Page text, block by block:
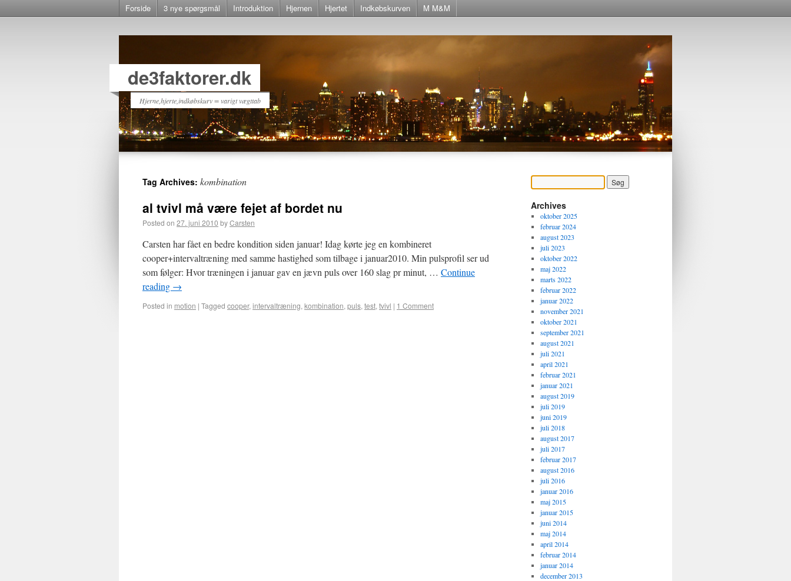
Forside 3 nye spørgsmål Introduktion Hjernen Hjertet Indkøbskurven M M&M
de3faktorer.dk
Hjerne,hjerte,indkøbskurv = varigt vægttab
Tag Archives: kombination
al tvivl må være fejet af bordet nu
Posted on 27. juni 2010 byCarsten
Carsten har fået en bedre kondition siden januar! Idag kørte jeg en kombineret
cooper+intervaltræning med samme hastighed som tilbage i januar2010. Min pulsprofil ser ud
som følger: Hvor træningen i januar gav en jævn puls over 160 slag pr minut, … Continue
reading →
Posted in motion | Tagged cooper, intervaltræning, kombination, puls, test, tvivl | 1 Comment
Archives
oktober 2025
februar 2024
august 2023
juli 2023
oktober 2022
maj 2022
marts 2022
februar 2022
januar 2022
november 2021
oktober 2021
september 2021
august 2021
juli 2021
april 2021
februar 2021
januar 2021
august 2019
juli 2019
juni 2019
juli 2018
august 2017
juli 2017
februar 2017
august 2016
juli 2016
januar 2016
maj 2015
januar 2015
juni 2014
maj 2014
april 2014
februar 2014
januar 2014
december 2013